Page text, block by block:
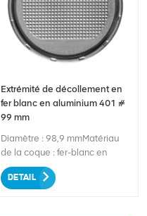
Extrémité de décollement en
fer blanc en aluminium 401 #
99 mm
Diamètre : 98,9 mmMatériau
de la coque : fer-blanc en
aluminiumForme :
RondeConception: Forme D à
DETAIL